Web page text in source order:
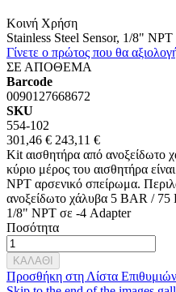
Κοινή Χρήση
Stainless Steel Sensor, 1/8" NPT
Γίνετε ο πρώτος που θα
ΣΕ ΑΠΟΘΕΜΑ
Barcode
0090127668672
SKU
554-102
301,46 € 243,11 €
Kit αισθητήρα από
κύριο μέρος του αισθητήρα
NPT αρσενικό σπείρωμα.
ανοξείδωτο χάλυβα 5 BAR / 75
1/8" NPT σε -4 Adapter
Ποσότητα
ΚΑΛΑΘΙ
Προσθήκη στη Λίστα Επιθυμιών